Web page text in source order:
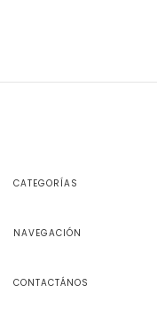
CATEGORÍAS
NAVEGACIÓN
CONTACTÁNOS